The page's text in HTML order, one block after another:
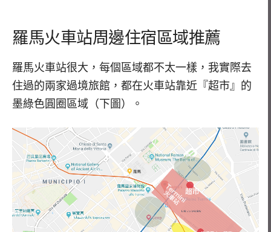
羅馬火車站周邊住宿區域推薦
羅馬火車站很大，每個區域都不太一樣，我實際去
住過的兩家過境旅館，都在火車站靠近『超市』的
墨綠色圓圈區域（下圖）。